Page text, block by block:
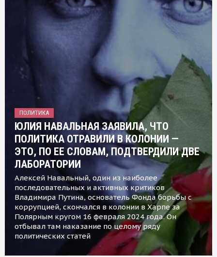
ПОЛИТИКА
ЮЛИЯ НАВАЛЬНАЯ ЗАЯВИЛА, ЧТО
ПОЛИТИКА ОТРАВИЛИ В КОЛОНИИ —
ЭТО, ПО ЕЕ СЛОВАМ, ПОДТВЕРДИЛИ ДВЕ
ЛАБОРАТОРИИ
Алексей Навальный, один из наиболее
последовательных и активных критиков
Владимира Путина, основатель Фонда борьбы с
коррупцией, скончался в колонии в Харпе за
Полярным кругом 16 февраля 2024 года. Он
отбывал там наказание по целому ряду
политических статей